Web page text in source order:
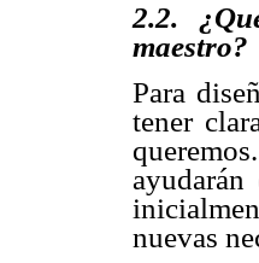
2.2.
maestro?
Para
tener
nuevas